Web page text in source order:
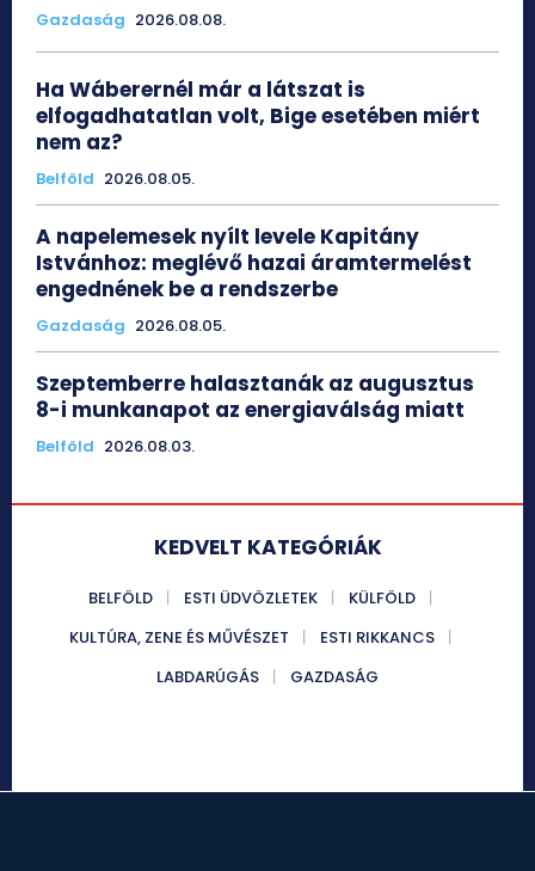
Gazdaság 2026.08.08.
Ha Wáberernél már a látszat is
elfogadhatatlan volt, Bige esetében miért
nem az?
Belföld 2026.08.05.
A napelemesek nyílt levele Kapitány
Istvánhoz: meglévő hazai áramtermelést
engednének be a rendszerbe
Gazdaság 2026.08.05.
Szeptemberre halasztanák az augusztus
8-i munkanapot az energiaválság miatt
Belföld 2026.08.03.
KEDVELT KATEGÓRIÁK
BELFÖLD ESTI ÜDVÖZLETEK
KÜLFÖLD
KULTÚRA, ZENE ÉS MŰVÉSZET
ESTI RIKKANCS
LABDARÚGÁS
GAZDASÁG